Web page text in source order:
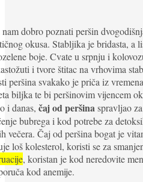
dobro poznati peršin
okusa. Stabljika je bridasta, a
boje. Cvate u srpnju i
i tvore štitac na vrhovima
peršina svakako je priča iz
biljka te bi peršinovim vijencem
i danas, čaj od peršinaspravljao
bubrega i kod potrebe za
večera. Čaj od peršina bogat je
loš kolesterol, koristi se za
, koristan je kod neredovite
kod anemije.